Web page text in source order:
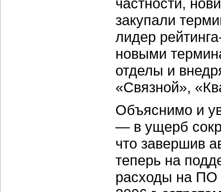
закупали
лидер
новыми
отделы и
«Связной»,
Объяснимо и
— в ущерб
что завершив
теперь на
расходы на ПО